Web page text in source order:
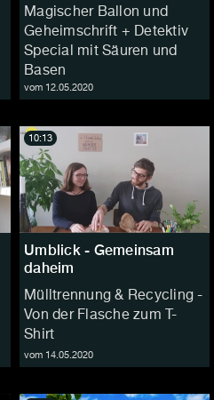
Magischer Ballon und
Geheimschrift + Detektiv
Special mit Säuren und
Basen
vom 12.05.2020
Umblick - Gemeinsam
daheim
Mülltrennung & Recycling -
Von der Flasche zum T-
Shirt
vom 14.05.2020
10:13